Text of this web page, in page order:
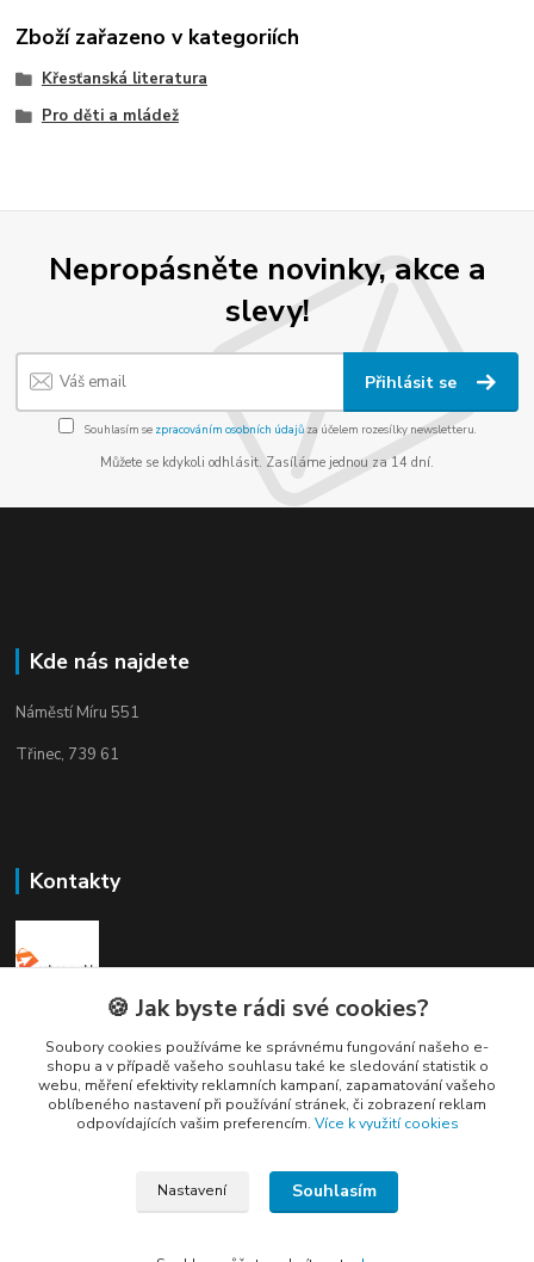
Zboží zařazeno v kategoriích
Křesťanská literatura
Pro děti a mládež
Nepropásněte novinky, akce a
slevy!
Přihlásit se
Souhlasím se zpracováním osobních údajůza účelem rozesílky newsletteru.
Můžete se kdykoli odhlásit. Zasíláme jednou za 14 dní.
Kde nás najdete
Náměstí Míru 551
Třinec, 739 61
Kontakty
Petr Nedvídek
+420 775688827 +420 737670415
(Po-Pá, 9-16 hod.)
🍪 Jak byste rádi své cookies?
Soubory cookies používáme ke správnému fungování našeho e-
shopu a v případě vašeho souhlasu také ke sledování statistik o
webu, měření efektivity reklamních kampaní, zapamatování vašeho
oblíbeného nastavení při používání stránek, či zobrazení reklam
odpovídajících vašim preferencím. Více k využití cookies
Nastavení Souhlasím